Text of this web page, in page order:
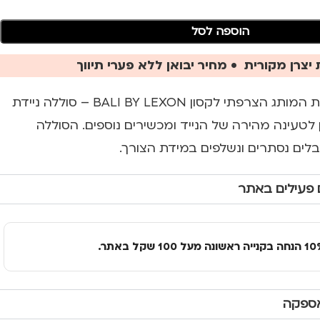
הוספה לסל
מקורית • מחיר יבואן ללא פערי תיווך
סוללה ניידת באלי מבית המותג הצרפתי לקסון BALI BY LEXON – סוללה ניידת
מהירה של הנייד ומכשירים נוספים. הסוללה
נסתרים ונשלפים במידת הצורך.
פעילים באתר